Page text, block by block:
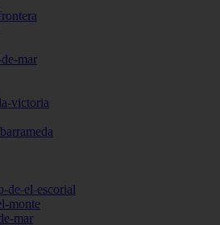
mar
victoria
de-el-escorial
monte
mar